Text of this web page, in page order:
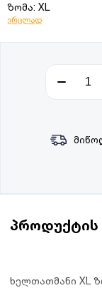
ზომა: XL
ვრცლად
ხელთათმანი XL